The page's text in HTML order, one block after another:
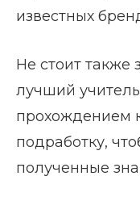
известных
Не стоит также
лучший
прохождением
подработку,
полученные